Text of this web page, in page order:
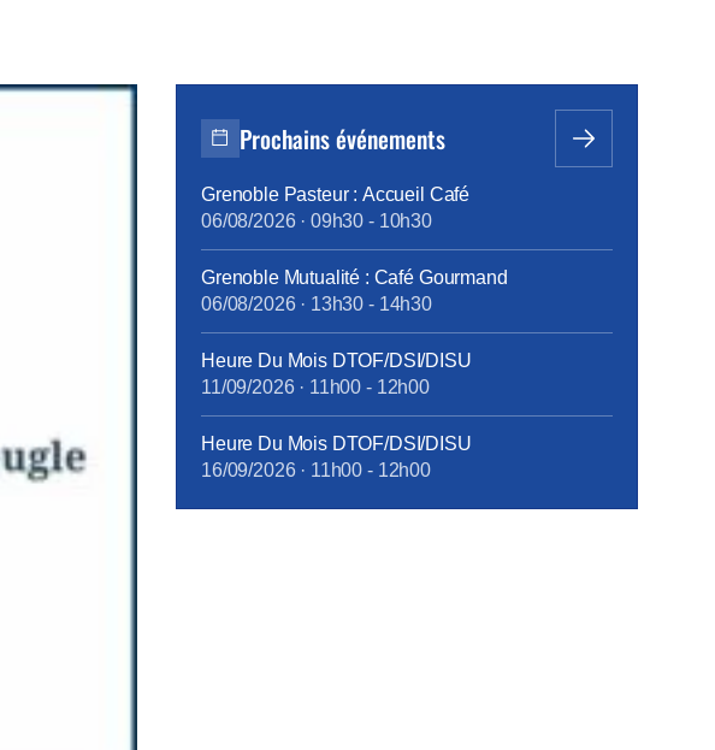
Prochains événements
Grenoble Pasteur : Accueil Café
06/08/2026· 09h30 - 10h30
Grenoble Mutualité : Café Gourmand
06/08/2026· 13h30 - 14h30
Heure Du Mois DTOF/DSI/DISU
11/09/2026· 11h00 - 12h00
Heure Du Mois DTOF/DSI/DISU
16/09/2026· 11h00 - 12h00